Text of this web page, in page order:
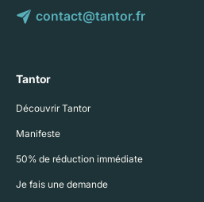
contact@tantor.fr
Tantor
Découvrir Tantor
Manifeste
50% de réduction immédiate
Je fais une demande